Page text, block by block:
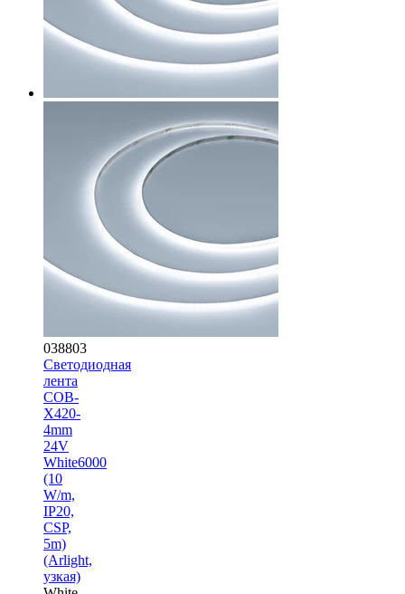
038803
Светодиодная
лента
COB-
X420-
4mm
24V
White6000
(10
W/m,
IP20,
CSP,
5m)
(Arlight,
узкая)